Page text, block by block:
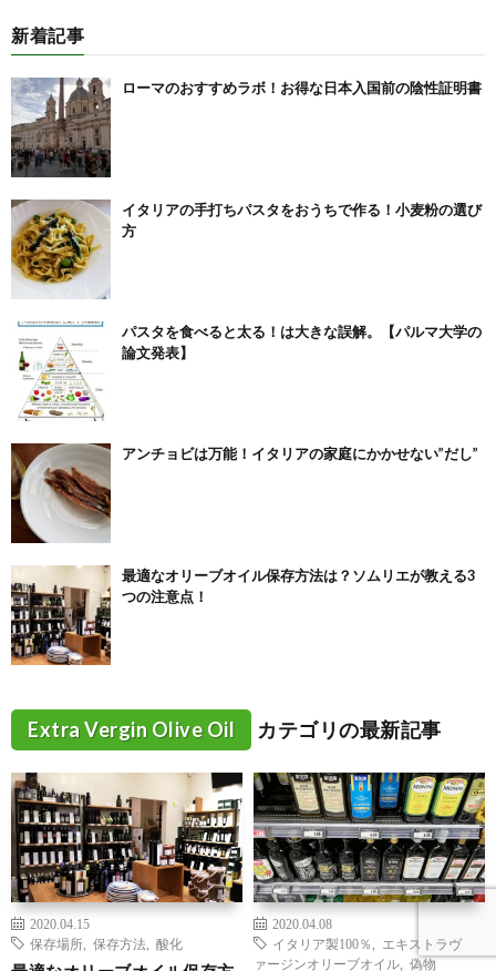
新着記事
ローマのおすすめラボ！お得な日本入国前の陰性証明書
イタリアの手打ちパスタをおうちで作る！小麦粉の選び
方
パスタを食べると太る！は大きな誤解。【パルマ大学の
論文発表】
アンチョビは万能！イタリアの家庭にかかせない”だし”
最適なオリーブオイル保存方法は？ソムリエが教える3
つの注意点！
Extra Vergin Olive Oil カテゴリの最新記事
2020.04.15
保存場所
保存方法 酸化
2020.04.08
イタリア製100％
エキストラヴ
ァージンオリーブオイル
偽物